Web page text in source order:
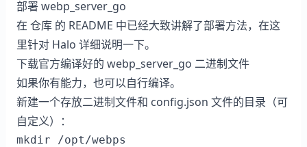
部署 webp_server_go
在 仓库 的 README 中已经大致讲解了部署方法，在这
里针对 Halo 详细说明一下。
下载官方编译好的 webp_server_go 二进制文件
如果你有能力，也可以自行编译。
新建一个存放二进制文件和 config.json 文件的目录（可
自定义）：
mkdir /opt/webps